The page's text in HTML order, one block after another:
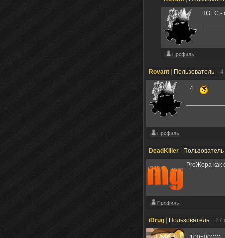
HGEC -
Rovant Пользователь |
+4
DeadKiller
Пользователь
ProЖора
iDrug Пользователь |